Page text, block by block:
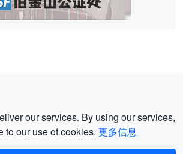
our services. By using our services,
to our use of cookies. 更多信息